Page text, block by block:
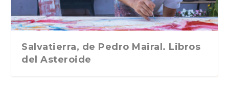
Salvatierra, de Pedro Mairal. Libros
del Asteroide